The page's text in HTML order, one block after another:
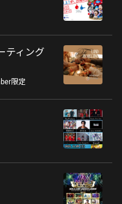
ティング
限定